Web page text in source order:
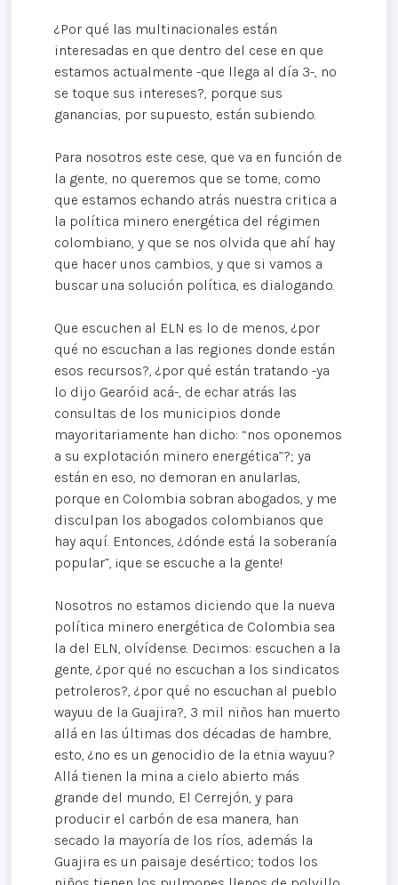
¿Por qué las multinacionales están
interesadas en que dentro del cese en que
estamos actualmente -que llega al día 3-, no
se toque sus intereses?, porque sus
ganancias, por supuesto, están subiendo.
Para nosotros este cese, que va en función de
la gente, no queremos que se tome, como
que estamos echando atrás nuestra critica a
la política minero energética del régimen
colombiano, y que se nos olvida que ahí hay
que hacer unos cambios, y que si vamos a
buscar una solución política, es dialogando.
Que escuchen al ELN es lo de menos, ¿por
qué no escuchan a las regiones donde están
esos recursos?, ¿por qué están tratando -ya
lo dijo Gearóid acá-, de echar atrás las
consultas de los municipios donde
mayoritariamente han dicho: “nos oponemos
a su explotación minero energética”?; ya
están en eso, no demoran en anularlas,
porque en Colombia sobran abogados, y me
disculpan los abogados colombianos que
hay aquí. Entonces, ¿dónde está la soberanía
popular”, ¡que se escuche a la gente!
Nosotros no estamos diciendo que la nueva
política minero energética de Colombia sea
la del ELN, olvídense. Decimos: escuchen a la
gente, ¿por qué no escuchan a los sindicatos
petroleros?, ¿por qué no escuchan al pueblo
wayuu de la Guajira?, 3 mil niños han muerto
allá en las últimas dos décadas de hambre,
esto, ¿no es un genocidio de la etnia wayuu?
Allá tienen la mina a cielo abierto más
grande del mundo, El Cerrejón, y para
producir el carbón de esa manera, han
secado la mayoría de los ríos, además la
Guajira es un paisaje desértico; todos los